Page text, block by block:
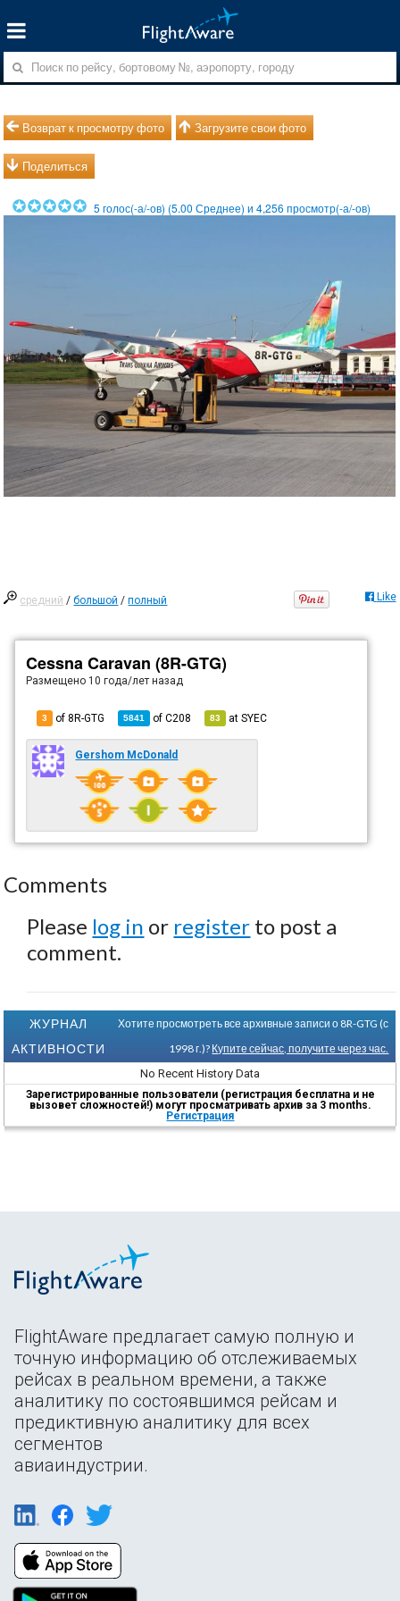
Возврат к просмотру фото Загрузите свои фото
Поделиться
5 голос(-а/-ов) (5.00 Среднее) и4,256 просмотр(-а/-ов)
средний /большой /полный Like
Cessna Caravan (8R-GTG)
Размещено 10 года/лет назад
3 of 8R-GTG 5841 ofC208 83 atSYEC
Gershom McDonald
Comments
Please log in or register to post a
comment.
ЖУРНАЛ
АКТИВНОСТИ
Хотите просмотреть все архивные записи о 8R-GTG (с
1998 г.)? Купите сейчас, получите через час.
No Recent History Data
Зарегистрированные пользователи (регистрация бесплатна и не
вызовет сложностей!) могут просматривать архив за 3 months.
Регистрация
FlightAware предлагает самую полную и
точную информацию об отслеживаемых
рейсах в реальном времени, а также
аналитику по состоявшимся рейсам и
предиктивную аналитику для всех
сегментов
авиаиндустрии.